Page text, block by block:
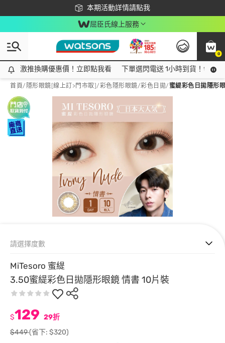
本期活動詳情請點我
下載app最高回饋$350
屈臣氏線上服務
0
激推換購優惠價！立即點我看
激推換購優惠價！立即點我看 下單選閃電送 1小時到貨！領神
首頁/ 隱形眼鏡[線上訂>門市取]/彩色隱形眼鏡/彩色日拋/蜜緹彩色日拋隱形
MiTesoro 蜜緹
3.50蜜緹彩色日拋隱形眼鏡 情書 10片裝
$129 29折
$449(省下: $320)
請選擇度數